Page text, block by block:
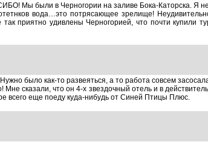
Мы были в Черногории на заливе Бока-Каторска. Я не
вода…это потрясающее зрелище!
приятно удивлены Черногорией, что почти купили
было как-то развеяться, а то работа совсем
сказали, что он 4-х звездочный отель и в
всего еще поеду куда-нибудь от Синей Птицы Плюс.